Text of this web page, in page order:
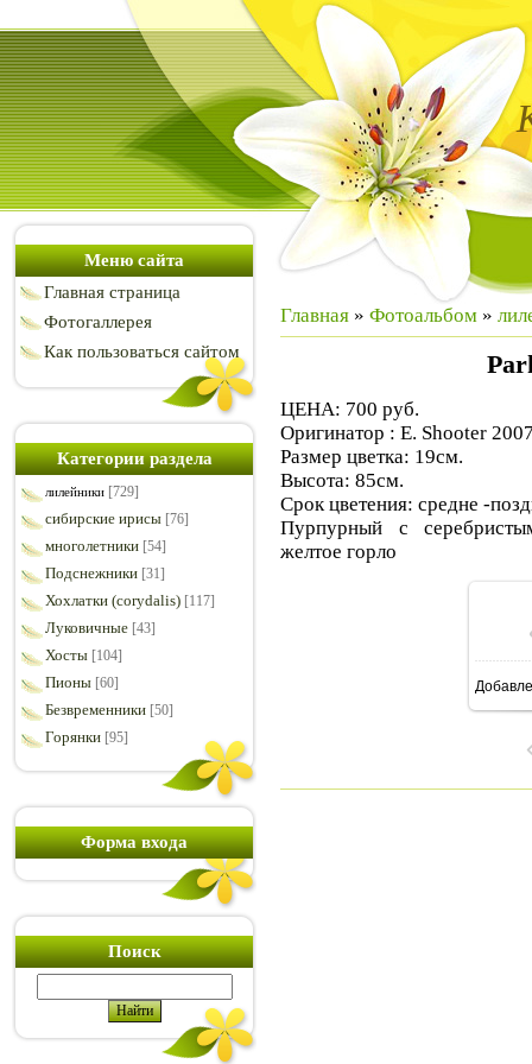
Меню сайта
Главная страница
Фотогаллерея
Как пользоваться сайтом
Категории раздела
лилейники [729]
сибирские ирисы [76]
многолетники [54]
Подснежники [31]
Хохлатки (corydalis) [117]
Луковичные [43]
Хосты [104]
Пионы [60]
Безвременники [50]
Горянки [95]
Форма входа
Поиск
Главная » Фотоальбом »
ЦЕНА: 700 руб.
Оригинатор : E. Shooter
Размер цветка: 19см.
Высота: 85см.
Срок цветения: средне -
Пурпурный с
желтое горло